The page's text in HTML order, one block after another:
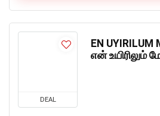
DEAL
EN UYIRILUM
என் உயிரிலும்